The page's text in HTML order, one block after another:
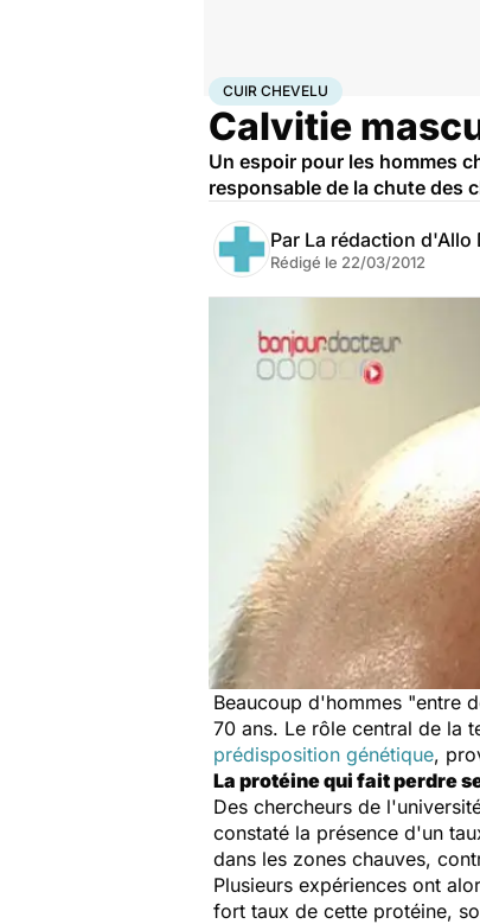
Accueil SantéMaladies
CUIR CHEVELU
Calvitie
Un espoir pour les hommes
responsable de la chute des
Par La rédaction d'Allo
Rédigé le 22/03/2012
Beaucoup d'hommes "entre
70 ans. Le rôle central de la
prédisposition génétique,
La protéine qui fait perdre
Des chercheurs de
constaté la présence d'un
dans les zones chauves,
Plusieurs expériences ont
fort taux de cette protéine,